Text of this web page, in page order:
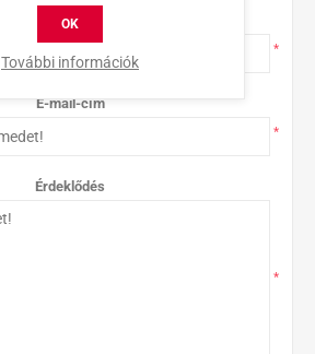
Teljes név
*
E-mail-cím
*
Érdeklődés
*
OK
További információk